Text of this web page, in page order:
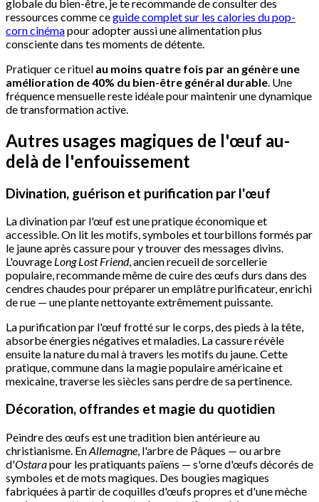
globale du bien-être, je te recommande de consulter des
ressources comme ceguide complet sur les calories du pop-
corn cinémapour adopter aussi une alimentation plus
consciente dans tes moments de détente.
Pratiquer ce rituel au moins quatre fois par an génère une
amélioration de 40% du bien-être général durable. Une
fréquence mensuelle reste idéale pour maintenir une dynamique
de transformation active.
Autres usages magiques de l'œuf au-
delà de l'enfouissement
Divination, guérison et purification par l'œuf
La divination par l'œuf est une pratique économique et
accessible. On lit les motifs, symboles et tourbillons formés par
le jaune après cassure pour y trouver des messages divins.
L'ouvrage Long Lost Friend, ancien recueil de sorcellerie
populaire, recommande même de cuire des œufs durs dans des
cendres chaudes pour préparer un emplâtre purificateur, enrichi
de rue — une plante nettoyante extrêmement puissante.
La purification par l'œuf frotté sur le corps, des pieds à la tête,
absorbe énergies négatives et maladies. La cassure révèle
ensuite la nature du mal à travers les motifs du jaune. Cette
pratique, commune dans la magie populaire américaine et
mexicaine, traverse les siècles sans perdre de sa pertinence.
Décoration, offrandes et magie du quotidien
Peindre des œufs est une tradition bien antérieure au
christianisme. EnAllemagne, l'arbre de Pâques — ou arbre
d'Ostarapour les pratiquants païens — s'orne d'œufs décorés de
symboles et de mots magiques. Des bougies magiques
fabriquées à partir de coquilles d'œufs propres et d'une mèche